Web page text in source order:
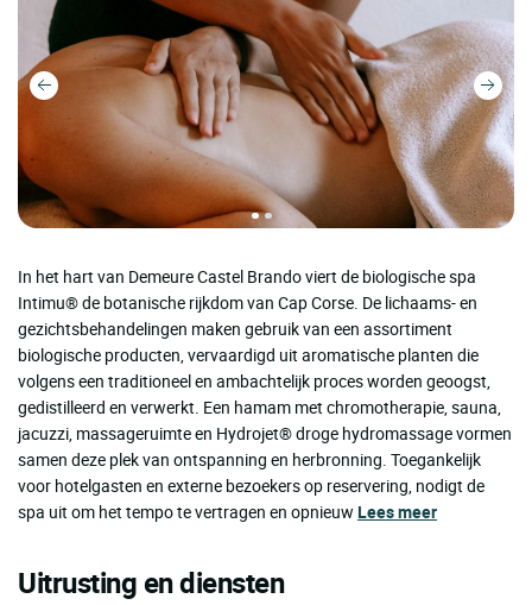
In het hart van Demeure Castel Brando viert de biologische spa
Intimu® de botanische rijkdom van Cap Corse. De lichaams- en
gezichtsbehandelingen maken gebruik van een assortiment
biologische producten, vervaardigd uit aromatische planten die
volgens een traditioneel en ambachtelijk proces worden geoogst,
gedistilleerd en verwerkt. Een hamam met chromotherapie, sauna,
jacuzzi, massageruimte en Hydrojet® droge hydromassage vormen
samen deze plek van ontspanning en herbronning. Toegankelijk
voor hotelgasten en externe bezoekers op reservering, nodigt de
spa uit om het tempo te vertragen en opnieuw Lees meer
Uitrusting en diensten